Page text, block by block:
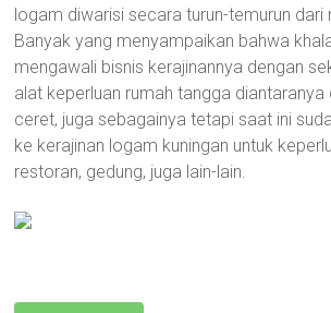
logam diwarisi secara turun-temurun dari
Banyak yang menyampaikan bahwa
mengawali bisnis kerajinannya dengan
alat keperluan rumah tangga diantaranya
ceret, juga sebagainya tetapi saat ini
ke kerajinan logam kuningan untuk
restoran, gedung, juga lain-lain.